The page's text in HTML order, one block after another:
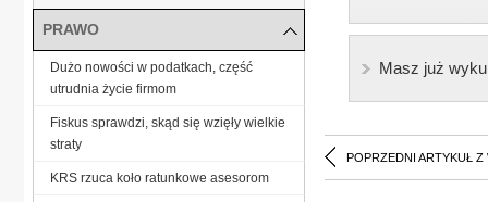
Masz już
POPRZEDNI ARTYKUŁ Z
PRAWO
Dużo nowości w podatkach, część
utrudnia życie firmom
Fiskus sprawdzi, skąd się wzięły wielkie
straty
KRS rzuca koło ratunkowe asesorom